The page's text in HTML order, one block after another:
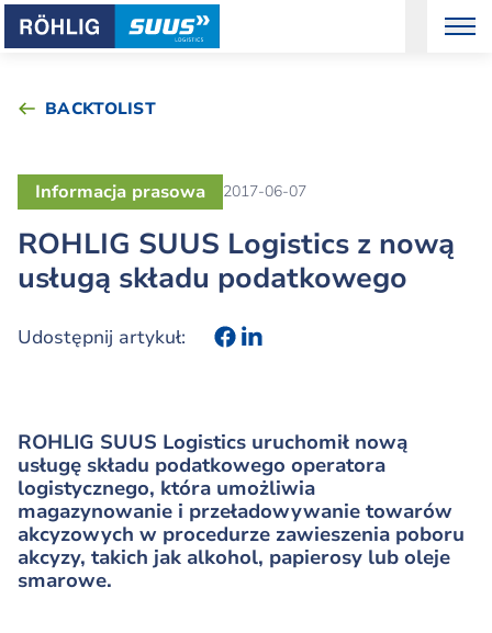
BACKTOLIST
ROHLIG SUUS Logistics z nową
usługą składu podatkowego
Informacja prasowa 2017-06-07
Udostępnij artykuł:
ROHLIG SUUS Logistics uruchomił nową
usługę składu podatkowego operatora
logistycznego, która umożliwia
magazynowanie i przeładowywanie towarów
akcyzowych w procedurze zawieszenia poboru
akcyzy, takich jak alkohol, papierosy lub oleje
smarowe.